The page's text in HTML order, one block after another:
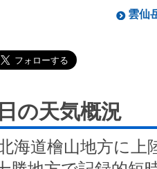
雲仙
の天気概況
海道檜山地方に上